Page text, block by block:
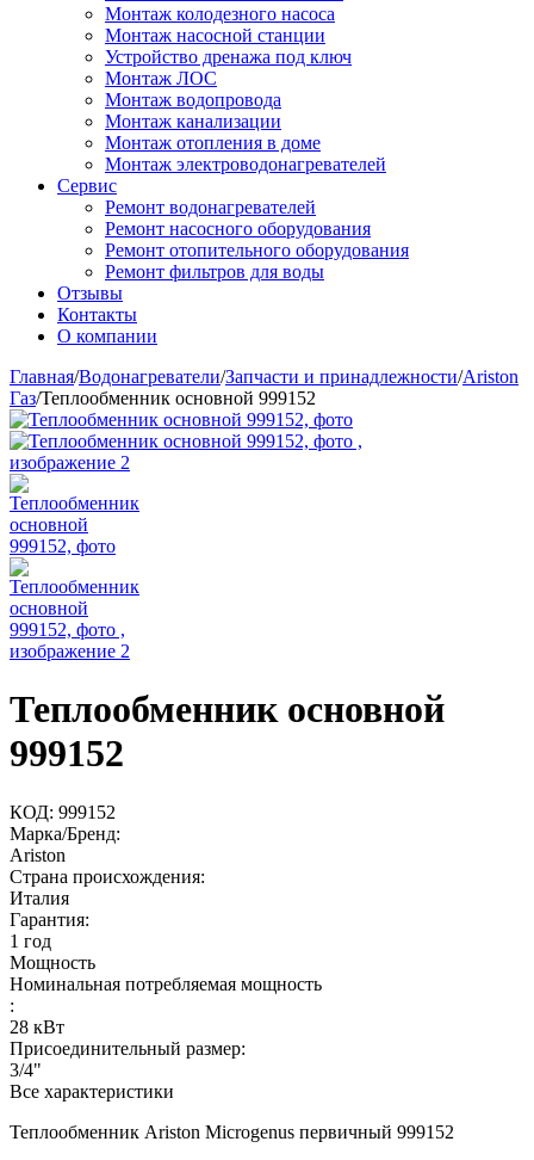
Монтаж колодезного насоса
Монтаж насосной станции
Устройство дренажа под ключ
Монтаж ЛОС
Монтаж водопровода
Монтаж канализации
Монтаж отопления в доме
Монтаж электроводонагревателей
Сервис
Ремонт водонагревателей
Ремонт насосного оборудования
Ремонт отопительного оборудования
Ремонт фильтров для воды
Отзывы
Контакты
О компании
Главная/Водонагреватели/Запчасти и принадлежности/Ariston
Газ/Теплообменник основной 999152
Теплообменник основной
999152
КОД: 999152
Марка/Бренд:
Ariston
Страна происхождения:
Италия
Гарантия:
1 год
Мощность
Номинальная потребляемая мощность
:
28 кВт
Присоединительный размер:
3/4"
Все характеристики
Теплообменник Ariston Microgenus первичный 999152